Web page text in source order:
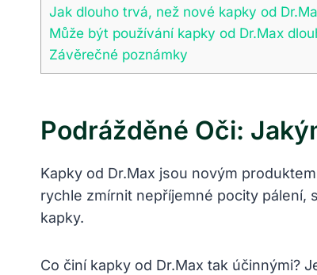
Jak dlouho trvá, než nové kapky od
Může být používání kapky od Dr.Max
Závěrečné poznámky
Podrážděné Oči:
Kapky od Dr.Max jsou novým
rychle zmírnit nepříjemné pocity pálení,
kapky.
Co činí kapky od Dr.Max tak účinnými?